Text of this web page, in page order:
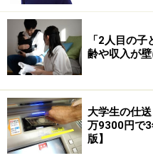
「2人目の
齢や収入が壁
大学生の仕
万9300円で
版】